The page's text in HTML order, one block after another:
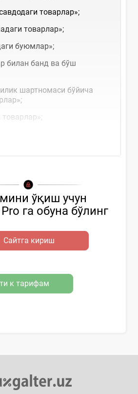
товарлар»;
товарлар»;
буюмлар»;
билан банд ва бўш
шартномаси бўйича
товарлар»;
ўқиш учун
га обуна бўлинг
Сайтга кириш
к тарифам